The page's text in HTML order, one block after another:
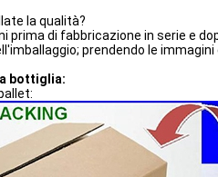
la qualità?
prima di fabbricazione in serie e
prendendo le immagini
bottiglia: